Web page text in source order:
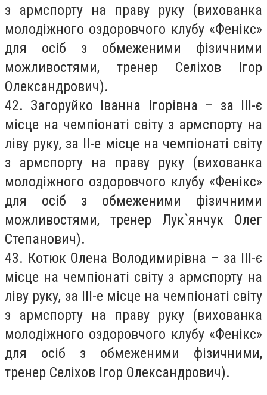
з армспорту на праву руку (вихованка
молодіжного оздоровчого клубу «Фенікс»
для осіб з обмеженими фізичними
можливостями, тренер Селіхов Ігор
Олександрович).
42. Загоруйко Іванна Ігорівна – за ІІІ-є
місце на чемпіонаті світу з армспорту на
ліву руку, за ІІ-е місце на чемпіонаті світу
з армспорту на праву руку (вихованка
молодіжного оздоровчого клубу «Фенікс»
для осіб з обмеженими фізичними
можливостями, тренер Лук`янчук Олег
Степанович).
43. Котюк Олена Володимирівна – за ІІІ-є
місце на чемпіонаті світу з армспорту на
ліву руку, за ІІІ-е місце на чемпіонаті світу
з армспорту на праву руку (вихованка
молодіжного оздоровчого клубу «Фенікс»
для осіб з обмеженими фізичними,
тренер Селіхов Ігор Олександрович).